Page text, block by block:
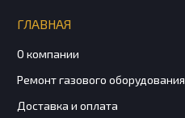
ГЛАВНАЯ
О компании
Ремонт газового оборудования
Доставка и оплата